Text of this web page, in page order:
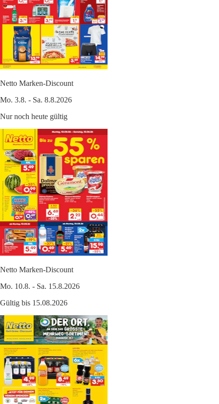
Netto Marken-Discount
Mo. 3.8. - Sa. 8.8.2026
Nur noch heute gültig
Netto Marken-Discount
Mo. 10.8. - Sa. 15.8.2026
Gültig bis 15.08.2026